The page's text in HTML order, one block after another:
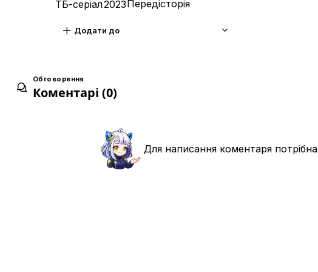
12 груд. 2023
Декларація
26 груд. 2023
ТБ-серіал2023 Передісторія
Додати до
Обговорення
Коментарі (0)
Для написання коментаря потрібна